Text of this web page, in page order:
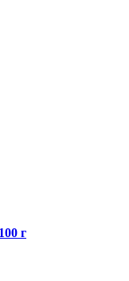
г